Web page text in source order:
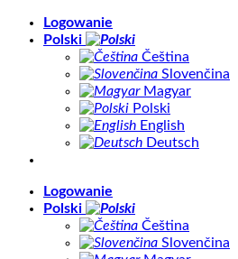
Skip
Logowanie
Polski
Čeština
Slovenčina
Magyar
Polski
English
Deutsch
Logowanie
Polski
Čeština
Slovenčina